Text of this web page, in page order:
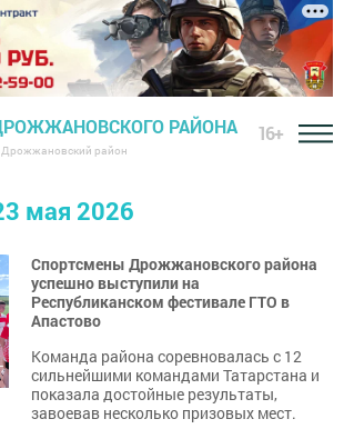
РАЙОНА
Дрожжановский район
16+
мая 2026
Спортсмены Дрожжановского района
успешно выступили на
Республиканском фестивале ГТО в
Апастово
Команда района соревновалась с 12
сильнейшими командами Татарстана и
показала достойные результаты,
завоевав несколько призовых мест.